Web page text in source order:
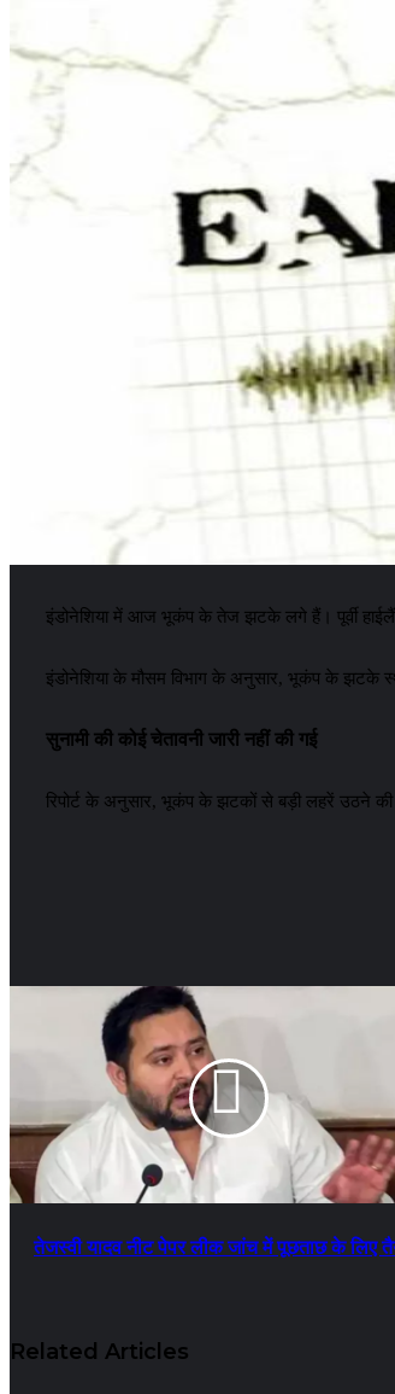
इंडोनेशिया में आज भूकंप के तेज झटके लगे हैं। पूर्वी
इंडोनेशिया के मौसम विभाग के अनुसार, भूकंप के झटके
सुनामी की कोई चेतावनी जारी नहीं की गई
रिपोर्ट के अनुसार, भूकंप के झटकों से बड़ी लहरें उठने की
तेजस्वी यादव नीट पेपर लीक जांच में पूछताछ के लिए
Related Articles